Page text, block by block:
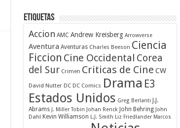
Etiquetas
Accion AMC Andrew Kreisberg Arrowverse
Aventura Aventuras Charles Beeson Ciencia
Ficcion Cine Occidental Corea
del Sur Crimen Criticas de Cine CW
David Nutter DC DC Comics Drama E3
Estados Unidos Greg Berlanti
J.J.
Abrams J. Miller Tobin Johan Renck John Behring John
Dahl Kevin Williamson L.J. Smith Liz Friedlander Marcos